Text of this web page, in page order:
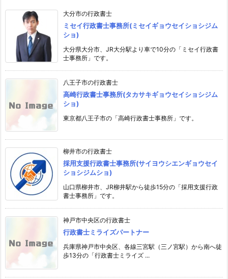
大分市の行政書士
ミセイ行政書士事務所(ミセイギョウセイショシジム
ショ)
大分県大分市、JR大分駅より車で10分の「ミセイ行政書
士事務所」です。
八王子市の行政書士
高崎行政書士事務所(タカサキギョウセイショシジム
ショ)
東京都八王子市の「高崎行政書士事務所」です。
柳井市の行政書士
採用支援行政書士事務所(サイヨウシエンギョウセイ
ショシジムショ)
山口県柳井市、JR柳井駅から徒歩15分の「採用支援行政
書士事務所」です。
神戸市中央区の行政書士
行政書士ミライズパートナー
兵庫県神戸市中央区、各線三宮駅（三ノ宮駅）から南へ徒
歩13分の「行政書士ミライズ ...